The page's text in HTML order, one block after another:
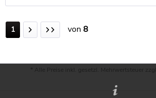
1 von 8
* Alle Preise inkl. gesetzl. Mehrwertsteuer zzgl.